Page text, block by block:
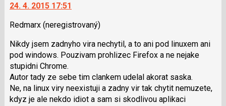
24. 4. 2015 17:51
Redmarx (neregistrovaný)
Nikdy jsem zadnyho vira nechytil, a to ani pod linuxem ani
pod windows. Pouzivam prohlizec Firefox a ne nejake
stupidni Chrome.
Autor tady ze sebe tim clankem udelal akorat saska.
Ne, na linux viry neexistuji a zadny vir tak chytit nemuzete,
kdyz je ale nekdo idiot a sam si skodlivou aplikaci